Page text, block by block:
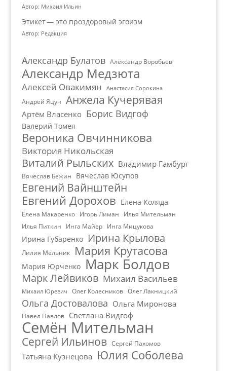
Автор: Михаил Ильин
Этикет — это проздоровый эгоизм
Автор: Редакция
Александр Булатов Александр Воробьёв
Александр Медзюта
Алексей Овакимян Анастасия Сорокина
Андрей Яцун Анжела Кучерявая
Артём Власенко Борис Видгоф
Валерий Томея
Вероника Овчинникова
Виктория Никольская
Виталий Рыльских Владимир Гамбург
Вячеслав Бежин Вячеслав Юсупов
Евгений Вайнштейн
Евгений Дорохов Елена Коляда
Елена Макаренко Игорь Лиман
Илья Мительман
Илья Питкин
Инга Майер Инга Мицукова
Ирина Губаренко Ирина Крылова
Лилия Мельник Мария Крутасова
Мария Юрченко Марк Болдов
Марк Лейвиков Михаил Васильев
Михаил Юревич Олег Колесников Олег Лакницкий
Ольга Достовалова Ольга Миронова
Павел Павлов Светлана Видгоф
Семён Мительман
Сергей Ильинов Сергей Пахомов
Татьяна Кузнецова Юлия Соболева